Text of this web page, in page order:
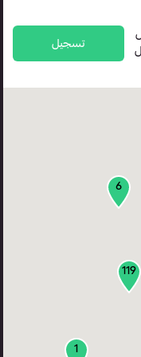
تسجيل
119
6
1